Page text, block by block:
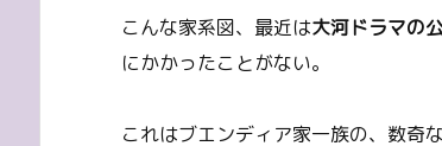
こんな家系図、最近は大河ドラマの
にかかったことがない。
これはブエンディア家一族の、数奇